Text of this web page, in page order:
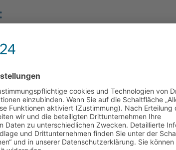
Teams, das füreinander einsteht. Neue
unsere Auszeichnungen als
Unternehmenzertifiziert – und das leben
in denen Hygiene wichtiger ist denn
also einen krisensicheren Arbeitsplatz